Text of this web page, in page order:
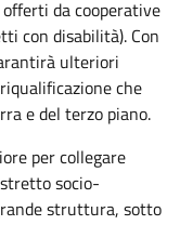
da cooperative
con disabilità). Con
ulteriori
che
e del terzo piano.
per collegare
socio-
struttura, sotto